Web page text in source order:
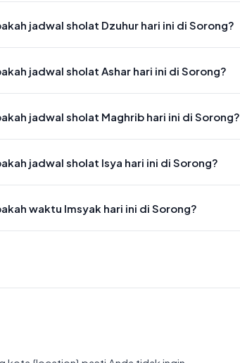
jadwal sholat Dzuhur hari ini di Sorong?
jadwal sholat Ashar hari ini di Sorong?
jadwal sholat Maghrib hari ini di Sorong?
jadwal sholat Isya hari ini di Sorong?
waktu Imsyak hari ini di Sorong?